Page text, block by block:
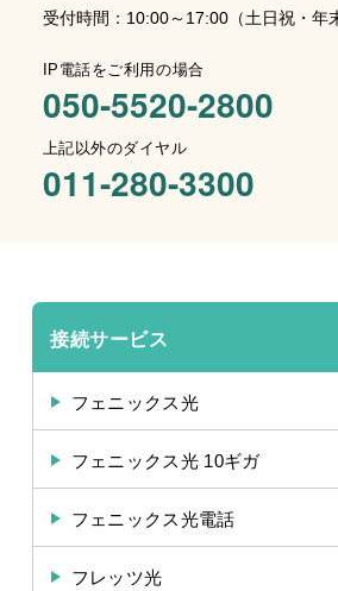
受付時間：10:00～17:00（土日祝・年
IP電話をご利用の場合
050-5520-2800
上記以外のダイヤル
011-280-3300
接続サービス
フェニックス光
フェニックス光 10ギガ
フェニックス光電話
フレッツ光